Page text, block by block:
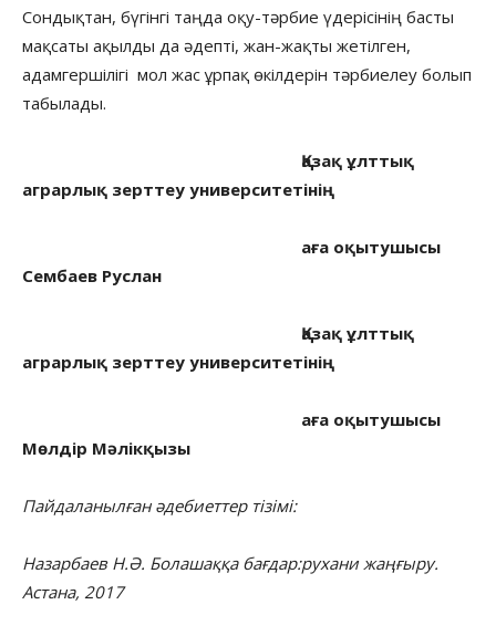
Сондықтан, бүгінгі таңда оқу-тәрбие үдерісінің басты
мақсаты ақылды да әдепті, жан-жақты жетілген,
адамгершілігі мол жас ұрпақ өкілдерін тәрбиелеу болып
табылады.
Қазақ ұлттық
аграрлық зерттеу университетінің
аға оқытушысы
Сембаев Руслан
Қазақ ұлттық
аграрлық зерттеу университетінің
аға оқытушысы
Мөлдір Мәлікқызы
Пайдаланылған әдебиеттер тізімі:
Назарбаев Н.Ә. Болашаққа бағдар:рухани жаңғыру.
Астана, 2017